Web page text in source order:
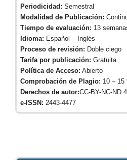
Periodicidad: Semestral
Modalidad de Publicación:
Tiempo de evaluación: 13
Idioma: Español – Inglés
Proceso de revisión: Doble ciego
Tarifa por publicación: Gratuita
Política de Acceso: Abierto
Comprobación de Plagio: 10 – 15
Derechos de autor:CC-BY-NC-ND
e-ISSN: 2443-4477